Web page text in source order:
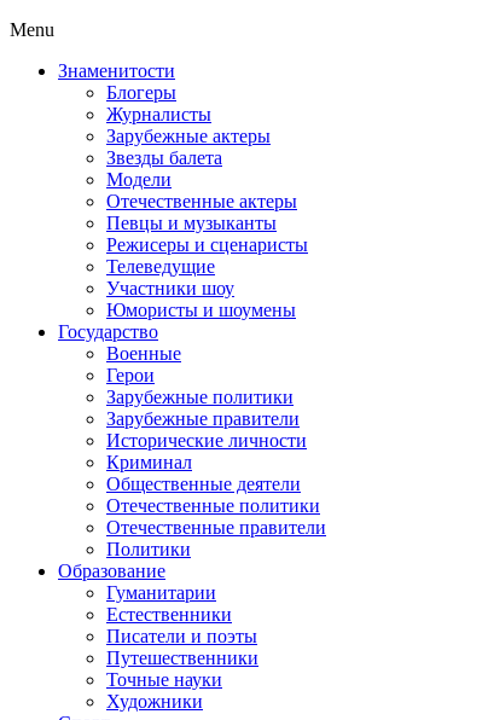
Menu
Знаменитости
Блогеры
Журналисты
Зарубежные актеры
Звезды балета
Модели
Отечественные актеры
Певцы и музыканты
Режисеры и сценаристы
Телеведущие
Участники шоу
Юмористы и шоумены
Государство
Военные
Герои
Зарубежные политики
Зарубежные правители
Исторические личности
Криминал
Общественные деятели
Отечественные политики
Отечественные правители
Политики
Образование
Гуманитарии
Естественники
Писатели и поэты
Путешественники
Точные науки
Художники